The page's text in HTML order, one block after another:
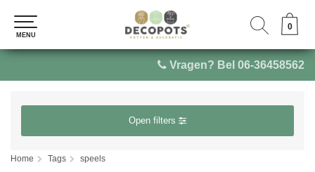
Vragen? Bel 06-36458562
0
MENU
0
MENU
Open filters
Home Tags speels